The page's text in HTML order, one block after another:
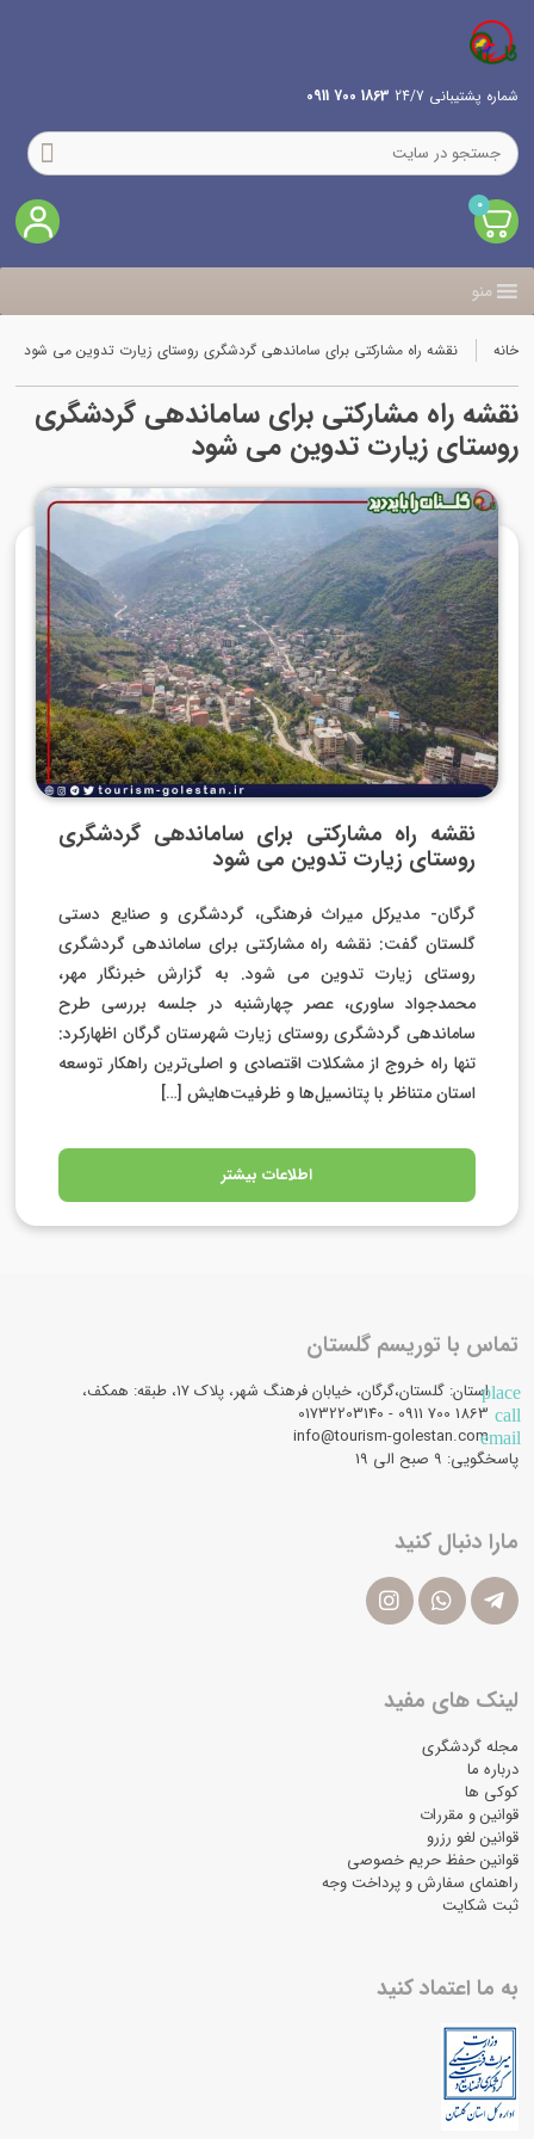
شماره پشتیبانی 24/7 1863 700 0911
0
منو
خانه نقشه راه مشارکتی برای ساماندهی گردشگری روستای زیارت تدوین می شود
نقشه راه مشارکتی برای ساماندهی گردشگری
روستای زیارت تدوین می شود
نقشه راه مشارکتی برای ساماندهی گردشگری
روستای زیارت تدوین می شود
گرگان- مدیرکل میراث فرهنگی، گردشگری و صنایع دستی
گلستان گفت: نقشه راه مشارکتی برای ساماندهی گردشگری
روستای زیارت تدوین می شود. به گزارش خبرنگار مهر،
محمدجواد ساوری، عصر چهارشنبه در جلسه بررسی طرح
ساماندهی گردشگری روستای زیارت شهرستان گرگان اظهارکرد:
تنها راه خروج از مشکلات اقتصادی و اصلی‌ترین راهکار توسعه
استان متناظر با پتانسیل‌ها و ظرفیت‌هایش […]
اطلاعات بیشتر
تماس با توریسم گلستان
placeاستان: گلستان،گرگان، خیابان فرهنگ شهر، پلاک 17، طبقه: همکف،
call
email
info@tourism-golestan.com
پاسخگویی: ۹ صبح الی 19
مارا دنبال کنید
لینک های مفید
مجله گردشگری
درباره ما
کوکی ها
قوانین و مقررات
قوانین لغو رزرو
قوانین حفظ حریم خصوصی
راهنمای سفارش و پرداخت وجه
ثبت شکایت
به ما اعتماد کنید